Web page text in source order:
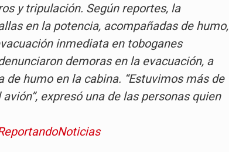
y tripulación. Según reportes, la
en la potencia, acompañadas de humo,
inmediata en toboganes
demoras en la evacuación, a
de humo en la cabina. “Estuvimos más de
expresó una de las personas quien